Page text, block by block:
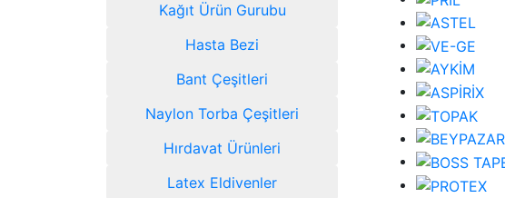
Kağıt Ürün Gurubu
Hasta Bezi
Bant Çeşitleri
Naylon Torba Çeşitleri
Hırdavat Ürünleri
Latex Eldivenler